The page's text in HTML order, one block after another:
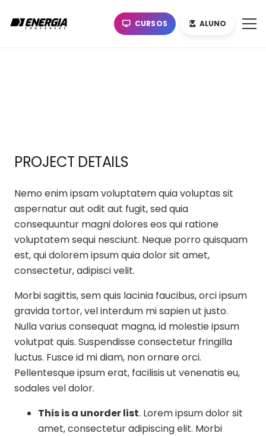
CURSOS ALUNO
PROJECT DETAILS
Nemo enim ipsam voluptatem quia voluptas sit
aspernatur aut odit aut fugit, sed quia
consequuntur magni dolores eos qui ratione
voluptatem sequi nesciunt. Neque porro quisquam
est, qui dolorem ipsum quia dolor sit amet,
consectetur, adipisci velit.
Morbi sagittis, sem quis lacinia faucibus, orci ipsum
gravida tortor, vel interdum mi sapien ut justo.
Nulla varius consequat magna, id molestie ipsum
volutpat quis. Suspendisse consectetur fringilla
luctus. Fusce id mi diam, non ornare orci.
Pellentesque ipsum erat, facilisis ut venenatis eu,
sodales vel dolor.
This is a unorder list. Lorem ipsum dolor sit
amet, consectetur adipiscing elit. Morbi